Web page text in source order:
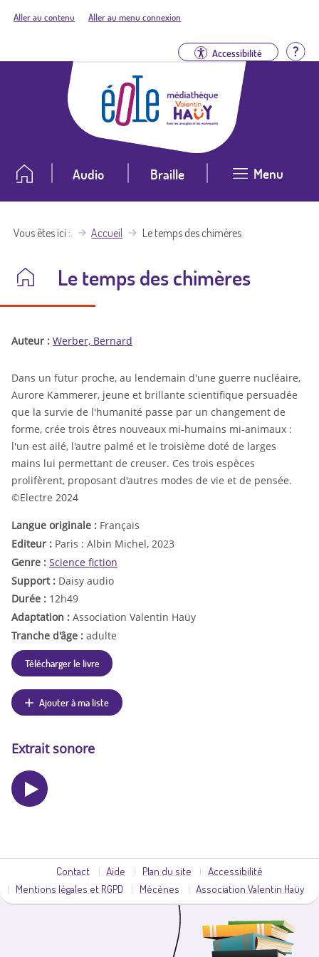
Aller au contenu Aller au menu connexion
Accessibilité
Audio Braille Menu
Vous êtes ici Accueil Le temps des chimères
Le temps des chimères
Auteur : Werber, Bernard
Dans un futur proche, au lendemain d'une guerre nucléaire,
Aurore Kammerer, jeune et brillante scientifique persuadée
que la survie de l'humanité passe par un changement de
forme, crée trois êtres nouveaux mi-humains mi-animaux :
l'un est ailé, l'autre palmé et le troisième doté de larges
mains lui permettant de creuser. Ces trois espèces
prolifèrent, proposant d'autres modes de vie et de pensée.
©Electre 2024
Langue originale : Français
Editeur : Paris : Albin Michel, 2023
Genre : Science fiction
Support : Daisy audio
Durée : 12h49
Adaptation : Association Valentin Haüy
Tranche d'âge : adulte
Télécharger le livre
Ajouter à ma liste
Extrait sonore
Contact Aide Plan du site
Accessibilité
Mentions légales et RGPD
Mécènes Association Valentin Haüy